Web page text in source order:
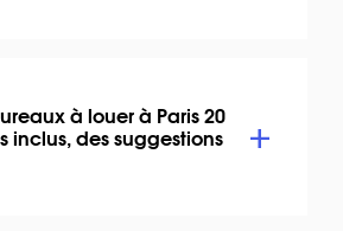
à louer à Paris 20
inclus, des suggestions